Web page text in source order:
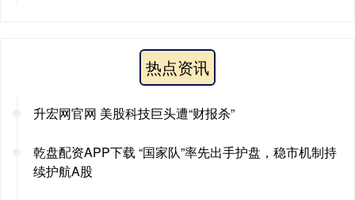
热点资讯
升宏网官网 美股科技巨头遭“财报杀”
乾盘配资APP下载 “国家队”率先出手护盘，稳市机制持
续护航A股